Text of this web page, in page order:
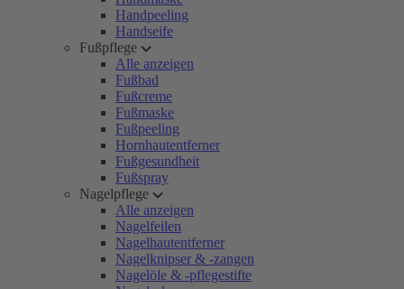
Handpeeling
Handseife
Fußpflege
Alle anzeigen
Fußbad
Fußcreme
Fußmaske
Fußpeeling
Hornhautentferner
Fußgesundheit
Fußspray
Nagelpflege
Alle anzeigen
Nagelfeilen
Nagelhautentferner
Nagelknipser & -zangen
Nagelöle & -pflegestifte